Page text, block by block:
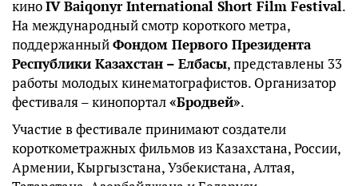
киноIV Baiqonyr International Short Film Festival.
На международный смотр короткого метра,
поддержанныйФондом Первого Президента
Республики Казахстан – Елбасы, представлены 33
работы молодых кинематографистов. Организатор
фестиваля – кинопортал«Бродвей».
Участие в фестивале принимают создатели
короткометражных фильмов из Казахстана, России,
Армении, Кыргызстана, Узбекистана, Алтая,